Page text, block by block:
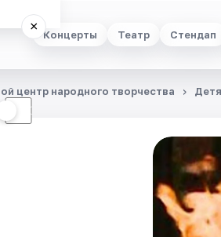
Концерты Театр Стендап
×
☾
центр народного творчества